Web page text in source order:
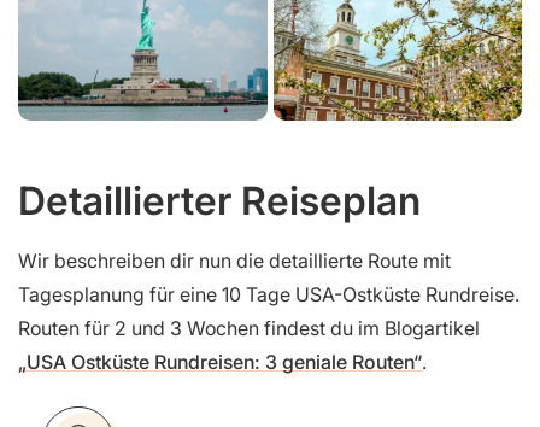
Detaillierter Reiseplan
Wir beschreiben dir nun die detaillierte Route mit
Tagesplanung für eine 10 Tage USA-Ostküste Rundreise.
Routen für 2 und 3 Wochen findest du im Blogartikel
„USA Ostküste Rundreisen: 3 geniale Routen“.